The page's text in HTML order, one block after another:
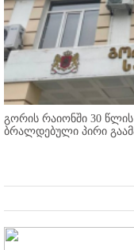
გორის რაიონში 30
ბრალდებული პირი